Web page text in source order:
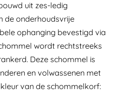
uit zes-ledig
de onderhoudsvrije
ophanging bevestigd via
wordt rechtstreeks
Deze schommel is
en volwassenen met
van de schommelkorf: